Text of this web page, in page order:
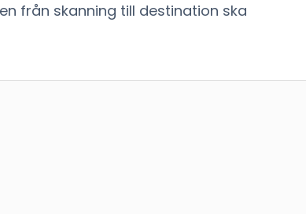
från skanning till destination ska